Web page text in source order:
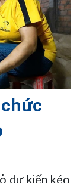
dự kiến kéo